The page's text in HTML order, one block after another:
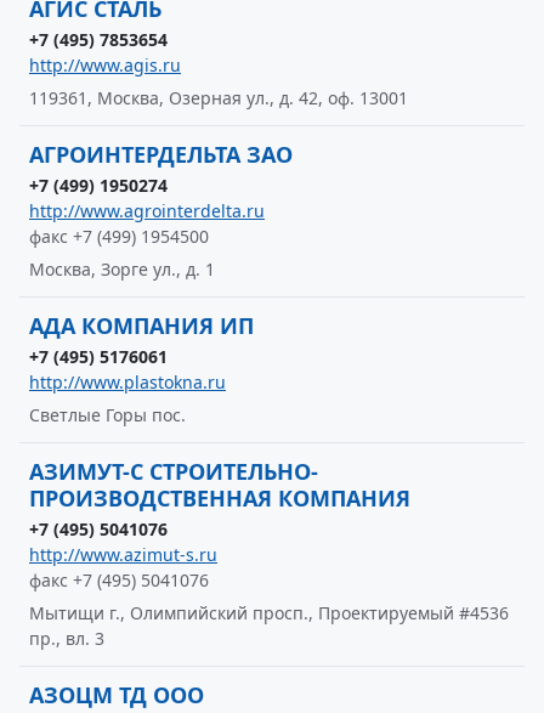
АГИС СТАЛЬ
+7 (495) 7853654
http://www.agis.ru
119361, Москва, Озерная ул., д. 42, оф. 13001
АГРОИНТЕРДЕЛЬТА ЗАО
+7 (499) 1950274
http://www.agrointerdelta.ru
факс +7 (499) 1954500
Москва, Зорге ул., д. 1
АДА КОМПАНИЯ ИП
+7 (495) 5176061
http://www.plastokna.ru
Светлые Горы пос.
АЗИМУТ-С СТРОИТЕЛЬНО-
ПРОИЗВОДСТВЕННАЯ КОМПАНИЯ
+7 (495) 5041076
http://www.azimut-s.ru
факс +7 (495) 5041076
Мытищи г., Олимпийский просп., Проектируемый #4536
пр., вл. 3
АЗОЦМ ТД ООО